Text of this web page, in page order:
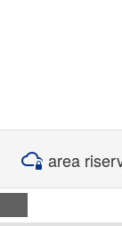
area